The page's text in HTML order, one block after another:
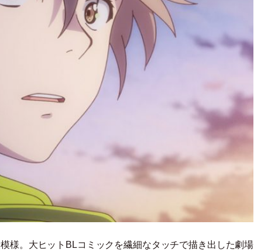
様。大ヒットBLコミックを繊細なタッチで描き出した劇場